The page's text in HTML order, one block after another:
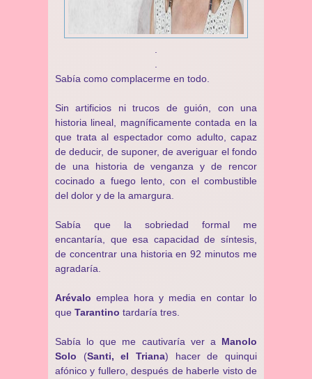
Sabía como complacerme en todo.
Sin artificios ni trucos de guión, con una
historia lineal, magníficamente contada en la
que trata al espectador como adulto, capaz
de deducir, de suponer, de averiguar el fondo
de una historia de venganza y de rencor
cocinado a fuego lento, con el combustible
del dolor y de la amargura.
Sabía que la sobriedad formal me
encantaría, que esa capacidad de síntesis,
de concentrar una historia en 92 minutos me
agradaría.
Arévalo emplea hora y media en contar lo
que Tarantino tardaría tres.
Sabía lo que me cautivaría ver a Manolo
Solo (Santi, el Triana) hacer de quinqui
afónico y fullero, después de haberle visto de